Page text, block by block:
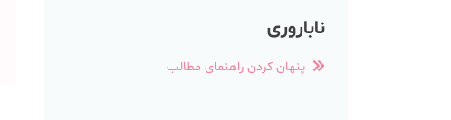
ناباروری
پنهان کردن راهنمای مطالب